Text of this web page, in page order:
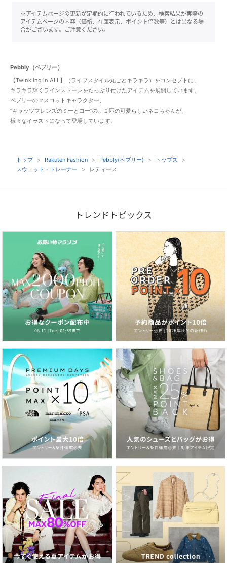
※アイテムページの更新が定期的に行われているため、検索結果が実際の
アイテムページの内容（価格、在庫表示、ポイント倍数等）とは異なる場
合がございます。ご注意ください。
Pebbly（ペブリー）
【Twinkling in ALL】（ライフスタイル丸ごとキラキラ）をコンセプトに、
キラキラ輝くラインストーンをたっぷり付けたアイテムを展開しています。
ペブリーのマスコットキャラクター、
”キャッツフレンズのミーとヨー”の、２匹の可愛らしいネコちゃんが、
様々なイラストになって登場しています。
トップ Rakuten Fashion Pebbly(ペブリー)
トップス
スウェット・トレーナー
レディース
トレンドトピックス